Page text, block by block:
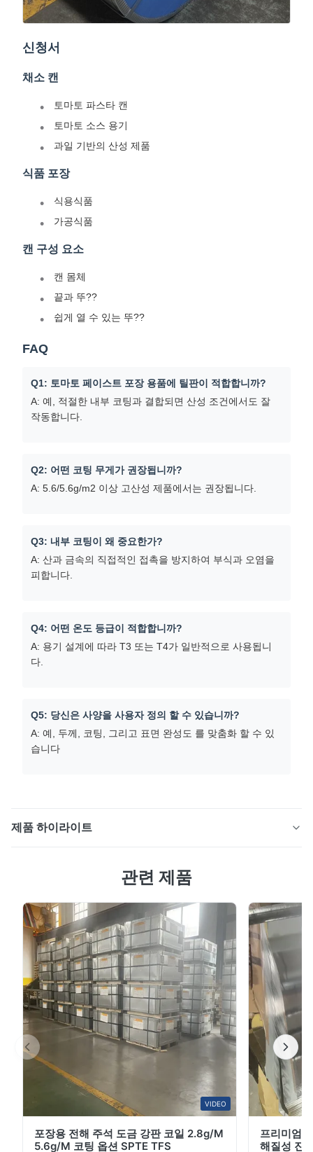
신청서
채소 캔
토마토 파스타 캔
토마토 소스 용기
과일 기반의 산성 제품
식품 포장
식용식품
가공식품
캔 구성 요소
캔 몸체
끝과 뚜??
쉽게 열 수 있는 뚜??
FAQ
Q1: 토마토 페이스트 포장 용품에 틸판이 적합합니까?
A: 예, 적절한 내부 코팅과 결합되면 산성 조건에서도 잘
작동합니다.
Q2: 어떤 코팅 무게가 권장됩니까?
A: 5.6/5.6g/m2 이상 고산성 제품에서는 권장됩니다.
Q3: 내부 코팅이 왜 중요한가?
A: 산과 금속의 직접적인 접촉을 방지하여 부식과 오염을
피합니다.
Q4: 어떤 온도 등급이 적합합니까?
A: 용기 설계에 따라 T3 또는 T4가 일반적으로 사용됩니
다.
Q5: 당신은 사양을 사용자 정의 할 수 있습니까?
A: 예, 두께, 코팅, 그리고 표면 완성도 를 맞춤화 할 수 있
습니다
제품 하이라이트
개요 토마토 페이스트 캔을 위한 고성능 ETP 틴플라이트
대한 관성 저항과 내부 코팅 호환성 측면에서 엄격한 요구
사항을 설정합니다.ETP 진판 (전도성 진판) 은 강력한 장
벽 성능으로 토마토 페이스트 캔에 널리 사용됩니다., 구조
적 안정성 및 보호 코팅에 대한 훌륭한 접착력. 우리는 토
마토 페이스트 캔을 위한 특화된 진료판과 코일을 만들었
습니다. 산성 조건에서 작동하도록 설계된 제품 품질과 안
전성을 유지하면서 저...
관련 제품
VIDEO
포장용 전해 주석 도금 강판 코일 2.8g/M
5.6g/M 코팅 옵션 SPTE TFS
프리미엄
해질성 진